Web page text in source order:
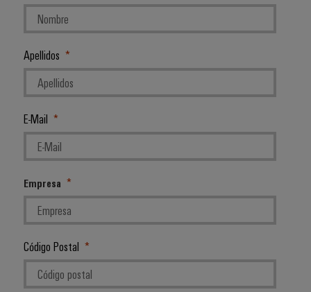
Apellidos
E-Mail
Empresa
Código Postal